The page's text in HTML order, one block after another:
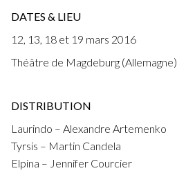
DATES & LIEU
12, 13, 18 et 19 mars 2016
Théâtre de Magdeburg (Allemagne)
DISTRIBUTION
Laurindo – Alexandre Artemenko
Tyrsis – Martin Candela
Elpina – Jennifer Courcier